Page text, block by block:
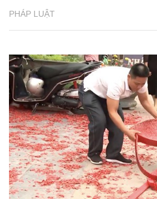
PHÁP LUẬT